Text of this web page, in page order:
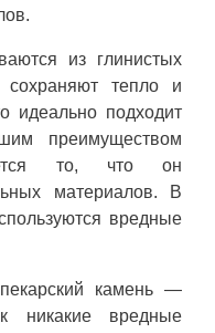
из глинистых
тепло и
идеально подходит
преимуществом
то, что он
материалов. В
вредные
камень —
никакие вредные